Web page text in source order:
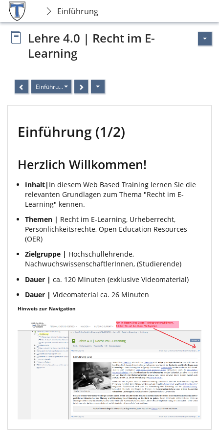
Einführung
Lehre 4.0 | Recht im E-
Learning
Einführung
Einführung (1/2)
Herzlich Willkommen!
Inhalt| In diesem Web Based Training lernen Sie die
relevanten Grundlagen zum Thema "Recht im E-
Learning" kennen.
Themen | Recht im E-Learning, Urheberrecht,
Persönlichkeitsrechte, Open Education Resources
(OER)
Zielgruppe | Hochschullehrende,
NachwuchswissenschaftlerInnen, (Studierende)
Dauer | ca. 120 Minuten (exklusive Videomaterial)
Dauer | Videomaterial ca. 26 Minuten
Hinweis zur Navigation